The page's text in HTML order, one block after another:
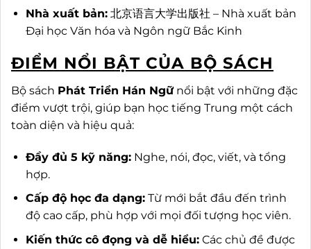
Nhà xuất bản:北京语言大学出版社 – Nhà xuất bản
Đại học Văn hóa và Ngôn ngữ Bắc Kinh
ĐIỂM NỔI BẬT CỦA BỘ SÁCH
Bộ sách Phát Triển Hán Ngữnổi bật với những đặc
điểm vượt trội, giúp bạn học tiếng Trung một cách
toàn diện và hiệu quả:
Đầy đủ 5 kỹ năng:Nghe, nói, đọc, viết, và tổng
hợp.
Cấp độ học đa dạng:Từ mới bắt đầu đến trình
độ cao cấp, phù hợp với mọi đối tượng học viên.
Kiến thức cô đọng và dễ hiểu:Các chủ đề được